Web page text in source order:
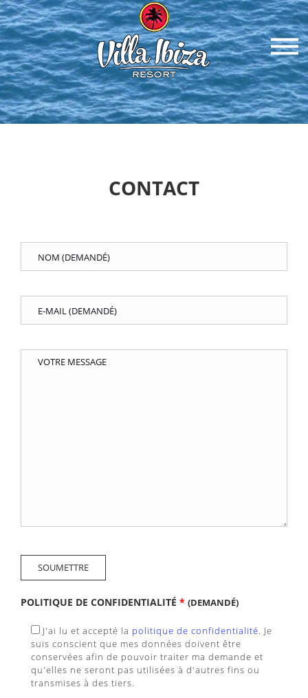
CONTACT
POLITIQUE DE CONFIDENTIALITÉ * (DEMANDÉ)
J'ai lu et accepté la politique de confidentialité. Je
suis conscient que mes données doivent être
conservées afin de pouvoir traiter ma demande et
qu'elles ne seront pas utilisées à d'autres fins ou
transmises à des tiers.